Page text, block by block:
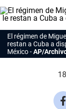
El régimen de
restan a Cuba a
México
AP/